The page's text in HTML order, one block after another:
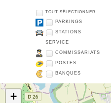
TOUT SÉLECTIONNER
PARKINGS
STATIONS
SERVICE
COMMISSARIATS
POSTES
BANQUES
+